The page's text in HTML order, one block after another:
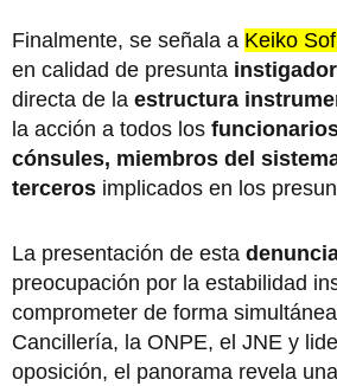
Finalmente, se señala a Keiko
en calidad de presunta
directa de la estructura
la acción a todos los
cónsules, miembros del
terceros implicados en los
La presentación de esta
preocupación por la estabilidad
comprometer de forma
Cancillería, la ONPE, el JNE y
oposición, el panorama revela